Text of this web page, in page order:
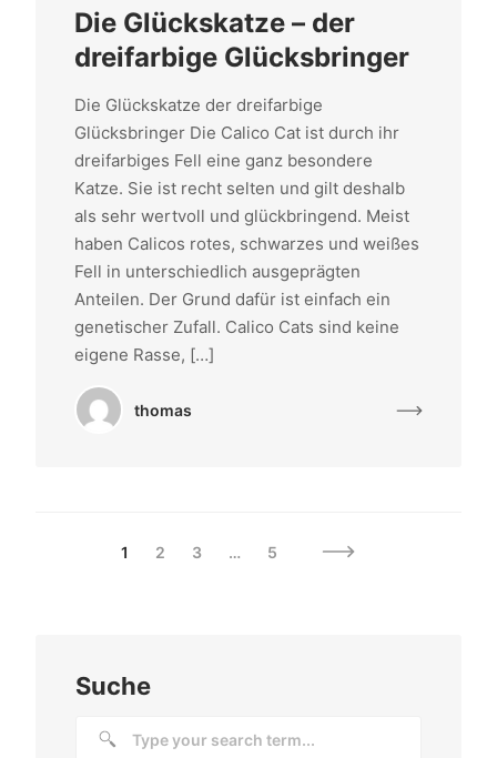
Die Glückskatze – der
dreifarbige Glücksbringer
Die Glückskatze der dreifarbige
Glücksbringer Die Calico Cat ist durch ihr
dreifarbiges Fell eine ganz besondere
Katze. Sie ist recht selten und gilt deshalb
als sehr wertvoll und glückbringend. Meist
haben Calicos rotes, schwarzes und weißes
Fell in unterschiedlich ausgeprägten
Anteilen. Der Grund dafür ist einfach ein
genetischer Zufall. Calico Cats sind keine
eigene Rasse, […]
thomas
1 2 3 … 5
Suche